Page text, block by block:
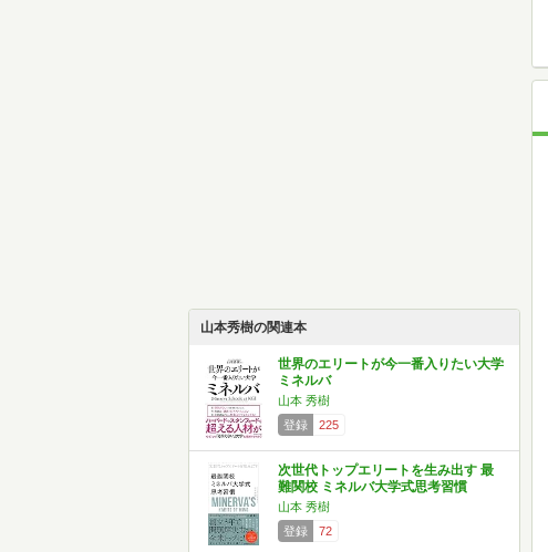
山本秀樹の関連本
世界のエリートが今一番入りたい大学
ミネルバ
山本 秀樹
登録
225
次世代トップエリートを生み出す 最
難関校 ミネルバ大学式思考習慣
山本 秀樹
登録
72